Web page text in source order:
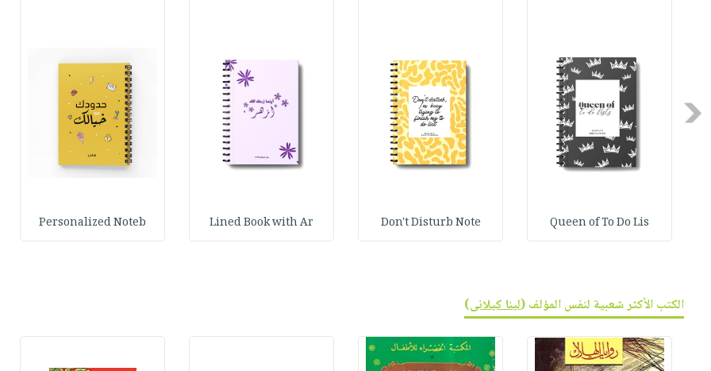
Previous
Queen of To Do Lis
Don't Disturb Note
Lined Book with Ar
Personalized Noteb
الكتب الأكثر شعبية لنفس المؤلف (لينا كيلانى)